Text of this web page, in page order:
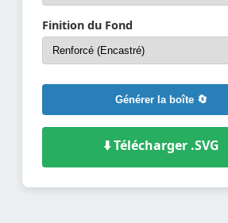
Finition du Fond
Générer la boîte 🔄
⬇️ Télécharger .SVG